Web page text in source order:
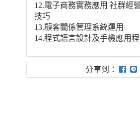
12.電子商務實務應用 社群經
技巧
13.顧客關係管理系統運用
14.程式語言設計及手機應用
分享到：